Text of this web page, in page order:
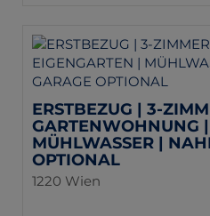
ERSTBEZUG | 3-
GARTENWOHNUNG
MÜHLWASSER |
OPTIONAL
1220 Wien